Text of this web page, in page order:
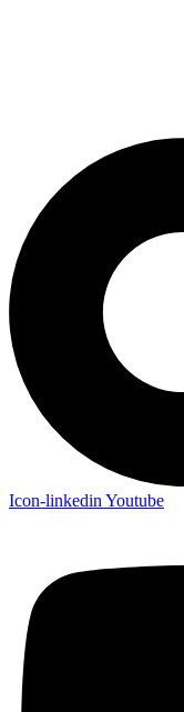
Icon-linkedin Youtube